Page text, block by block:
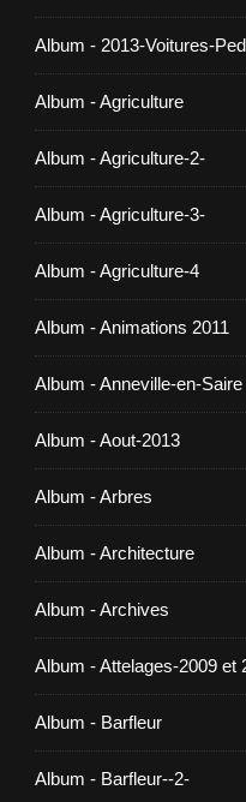
Album - 2013-Voitures-
Album - Agriculture
Album - Agriculture-2-
Album - Agriculture-3-
Album - Agriculture-4
Album - Animations 2011
Album - Anneville-en-Saire
Album - Aout-2013
Album - Arbres
Album - Architecture
Album - Archives
Album - Attelages-2009 et
Album - Barfleur
Album - Barfleur--2-